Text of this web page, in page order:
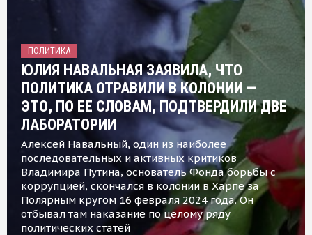
ПОЛИТИКА
ЮЛИЯ НАВАЛЬНАЯ ЗАЯВИЛА, ЧТО
ПОЛИТИКА ОТРАВИЛИ В КОЛОНИИ —
ЭТО, ПО ЕЕ СЛОВАМ, ПОДТВЕРДИЛИ ДВЕ
ЛАБОРАТОРИИ
Алексей Навальный, один из наиболее
последовательных и активных критиков
Владимира Путина, основатель Фонда борьбы с
коррупцией, скончался в колонии в Харпе за
Полярным кругом 16 февраля 2024 года. Он
отбывал там наказание по целому ряду
политических статей